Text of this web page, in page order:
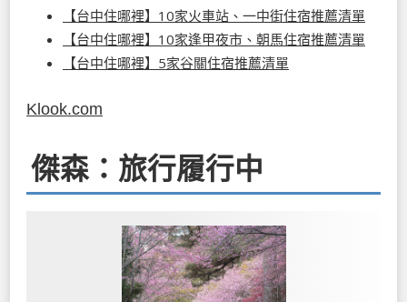
【台中住哪裡】10家火車站、一中街住宿推薦清單
【台中住哪裡】10家逢甲夜市、朝馬住宿推薦清單
【台中住哪裡】5家谷關住宿推薦清單
Klook.com
傑森：旅行履行中